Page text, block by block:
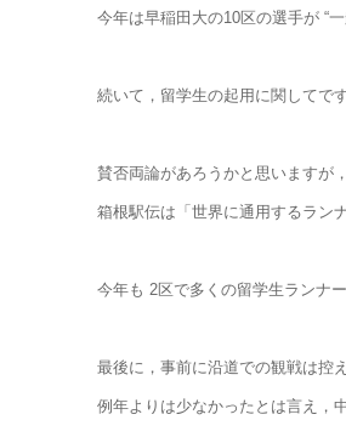
今年は早稲田大の10区の選手が “
続いて，留学生の起用に関してです
賛否両論があろうかと思いますが
箱根駅伝は「世界に通用するラン
今年も 2区で多くの留学生ランナ
最後に，事前に沿道での観戦は控
例年よりは少なかったとは言え，